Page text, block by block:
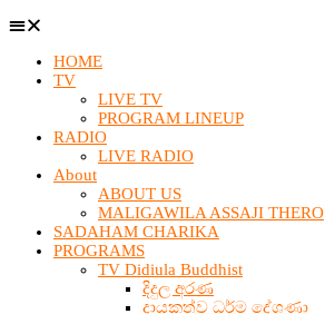
HOME
TV
LIVE TV
PROGRAM LINEUP
RADIO
LIVE RADIO
About
ABOUT US
MALIGAWILA ASSAJI THERO
SADAHAM CHARIKA
PROGRAMS
TV Didiula Buddhist
දිදුල අරණ
දායකත්ව ධර්ම දේශණා